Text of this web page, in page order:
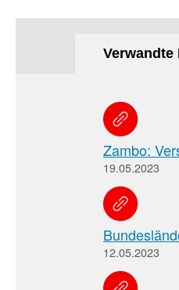
Verwandte
Zambo:
19.05.2023
12.05.2023